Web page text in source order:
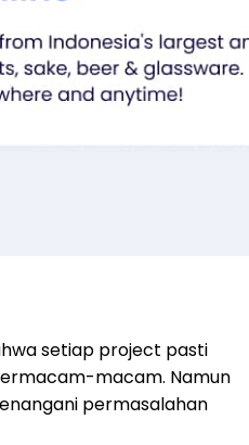
setiap project pasti
macam. Namun
permasalahan